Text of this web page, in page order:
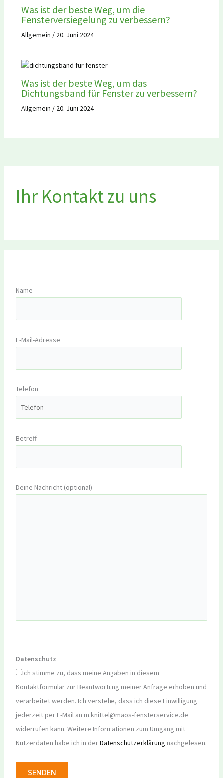
Was ist der beste Weg, um die
Fensterversiegelung zu verbessern?
Allgemein / 20. Juni 2024
Was ist der beste Weg, um das
Dichtungsband für Fenster zu verbessern?
Allgemein / 20. Juni 2024
Ihr Kontakt zu uns
Name
E-Mail-Adresse
Telefon
Betreff
Deine Nachricht (optional)
Datenschutz
Ich stimme zu, dass meine Angaben in diesem
Kontaktformular zur Beantwortung meiner Anfrage erhoben und
verarbeitet werden. Ich verstehe, dass ich diese Einwilligung
jederzeit per E-Mail an m.knittel@maos-fensterservice.de
widerrufen kann. Weitere Informationen zum Umgang mit
Nutzerdaten habe ich in derDatenschutzerklärung nachgelesen.